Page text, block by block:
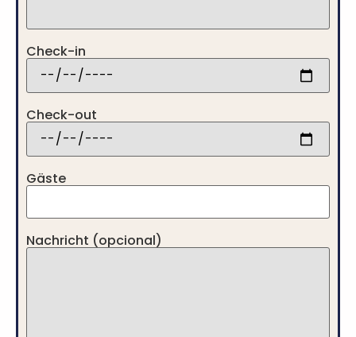
Check-in
Check-out
Gäste
Nachricht (opcional)